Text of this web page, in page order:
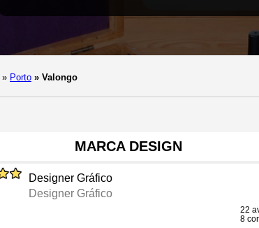
» Porto » Valongo
MARCA DESIGN
Designer Gráfico
Designer Gráfico
22
8